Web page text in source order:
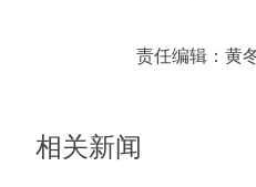
责任编辑： 黄
相关新闻